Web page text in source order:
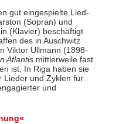
gut eingespielte Lied-
(Sopran) und
(Klavier) beschäftigt
des in Auschwitz
Viktor Ullmann (1898-
Atlantismittlerweile fast
ist. In Riga haben sie
Lieder und Zyklen für
und